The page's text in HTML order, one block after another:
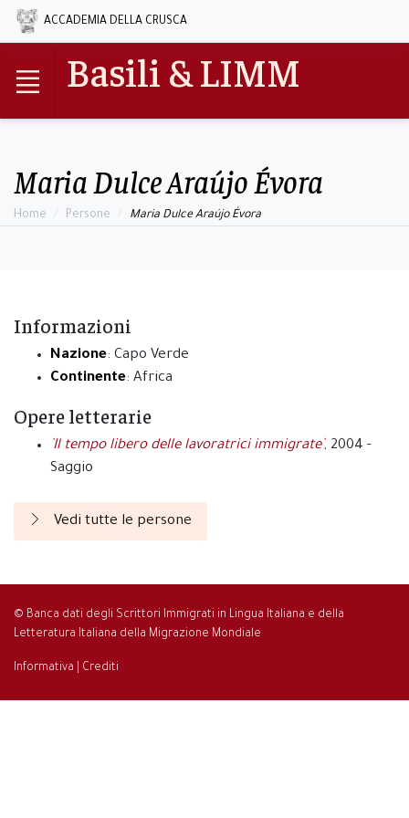
ACCADEMIA DELLA CRUSCA
Basili & LIMM
Maria Dulce Araújo Évora
Home Persone Maria Dulce Araújo Évora
Informazioni
Nazione: Capo Verde
Continente: Africa
Opere letterarie
`Il tempo libero delle lavoratrici immigrate`, 2004 -
Saggio
Vedi tutte le persone
© Banca dati degli Scrittori Immigrati in Lingua Italiana e della
Letteratura Italiana della Migrazione Mondiale
Informativa Crediti